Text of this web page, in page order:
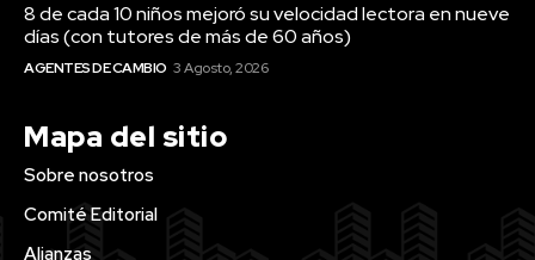
8 de cada 10 niños mejoró su velocidad lectora en nueve
días (con tutores de más de 60 años)
AGENTES DE CAMBIO 3 Agosto, 2026
Mapa del sitio
Sobre nosotros
Comité Editorial
Alianzas